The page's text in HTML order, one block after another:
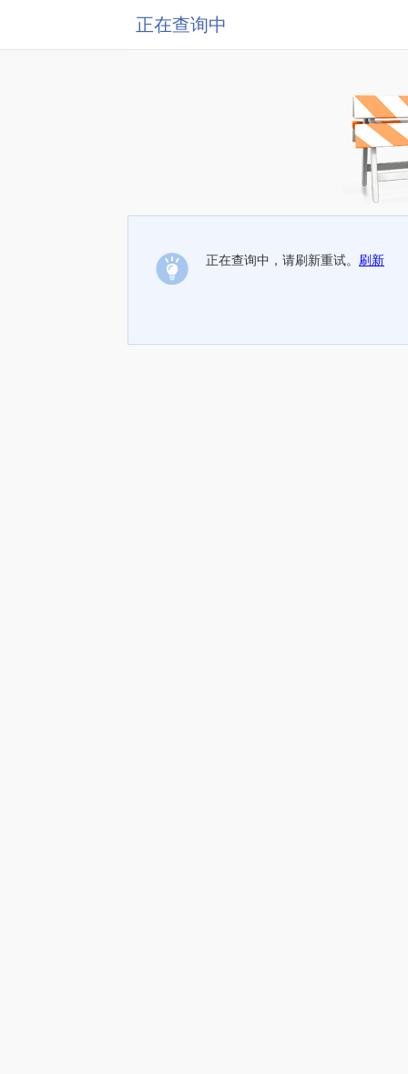
正在查询中
正在查询中，请刷新重试。 刷新